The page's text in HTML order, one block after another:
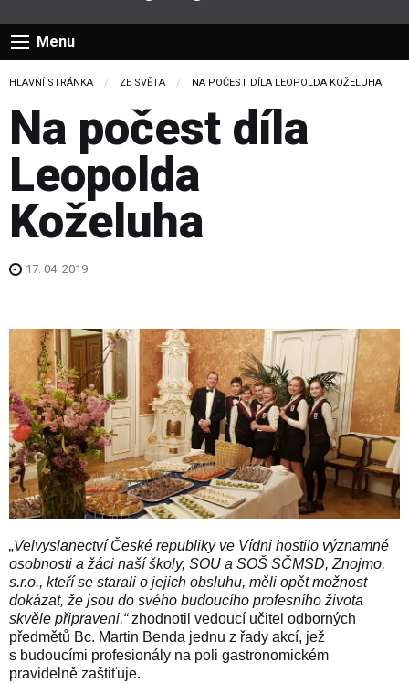
Menu
HLAVNÍ STRÁNKA ZE SVĚTA CURRENT:
NA POČEST DÍLA LEOPOLDA KOŽELUHA
Na počest díla
Leopolda
Koželuha
17. 04. 2019
„Velvyslanectví České republiky ve Vídni hostilo významné
osobnosti a žáci naší školy, SOU a SOŠ SČMSD, Znojmo,
s.r.o., kteří se starali o jejich obsluhu, měli opět možnost
dokázat, že jsou do svého budoucího profesního života
skvěle připraveni,“zhodnotil vedoucí učitel odborných
předmětů Bc. Martin Benda jednu z řady akcí, jež
s budoucími profesionály na poli gastronomickém
pravidelně zaštiťuje.